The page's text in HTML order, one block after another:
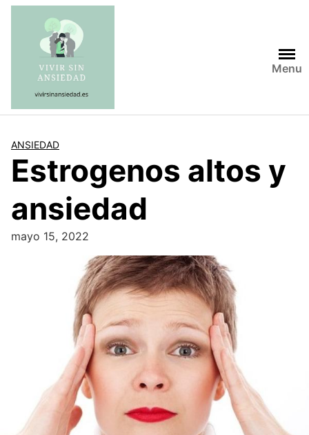
Saltar
contenido
Menu
ANSIEDAD
Estrogenos altos y
ansiedad
mayo 15, 2022